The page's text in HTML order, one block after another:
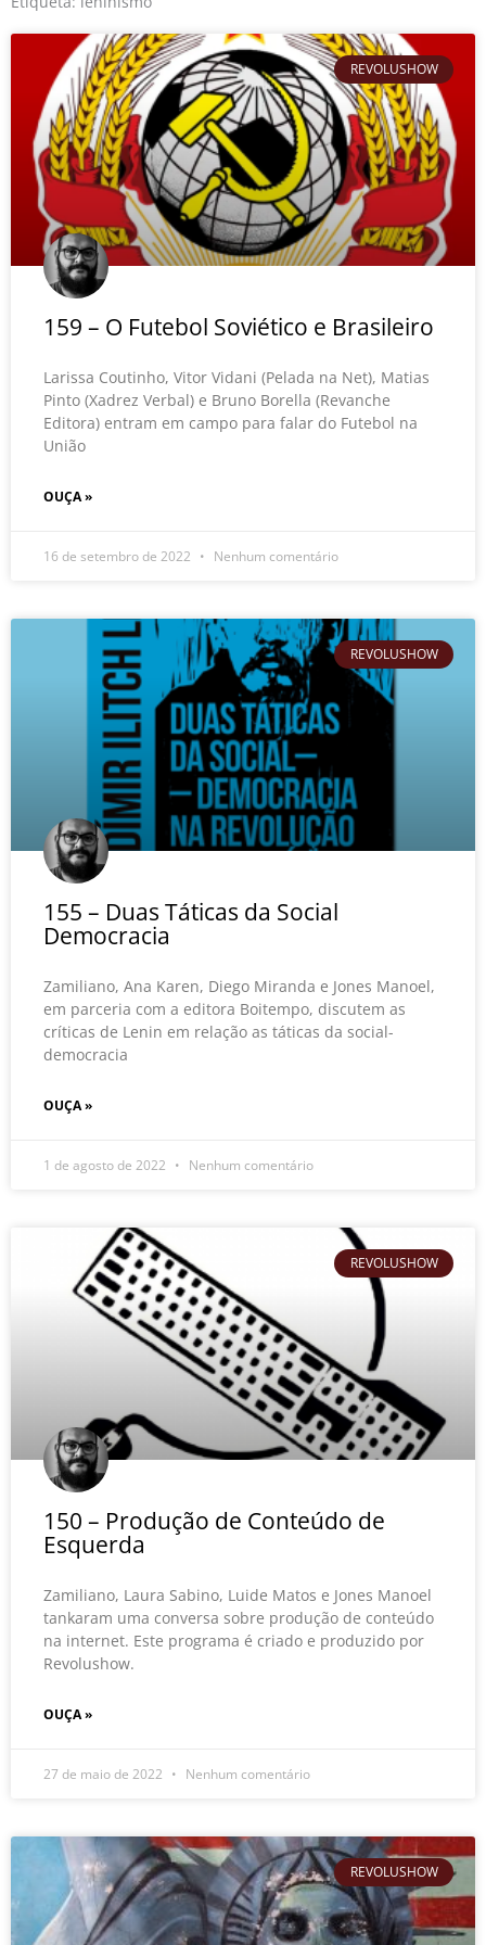
REVOLUSHOW
159 – O Futebol Soviético e Brasileiro
Larissa Coutinho, Vitor Vidani (Pelada na Net), Matias
Pinto (Xadrez Verbal) e Bruno Borella (Revanche
Editora) entram em campo para falar do Futebol na
União
OUÇA »
16 de setembro de 2022 Nenhum comentário
REVOLUSHOW
155 – Duas Táticas da Social
Democracia
Zamiliano, Ana Karen, Diego Miranda e Jones Manoel,
em parceria com a editora Boitempo, discutem as
críticas de Lenin em relação as táticas da social-
democracia
OUÇA »
1 de agosto de 2022 Nenhum comentário
REVOLUSHOW
150 – Produção de Conteúdo de
Esquerda
Zamiliano, Laura Sabino, Luide Matos e Jones Manoel
tankaram uma conversa sobre produção de conteúdo
na internet. Este programa é criado e produzido por
Revolushow.
OUÇA »
27 de maio de 2022 Nenhum comentário
REVOLUSHOW